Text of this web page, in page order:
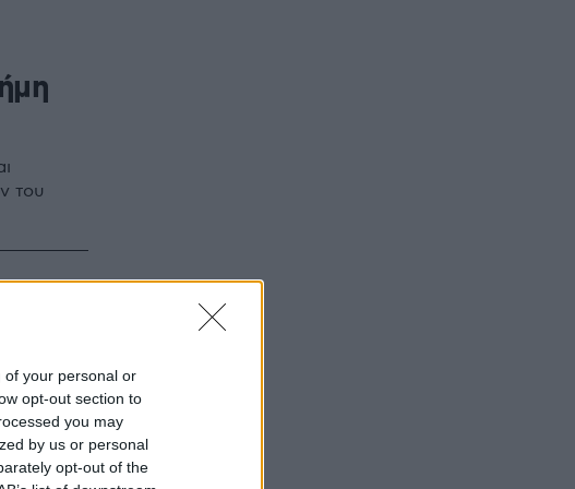
of your personal or
opt-out section to
you may
by us or personal
opt-out of the
του